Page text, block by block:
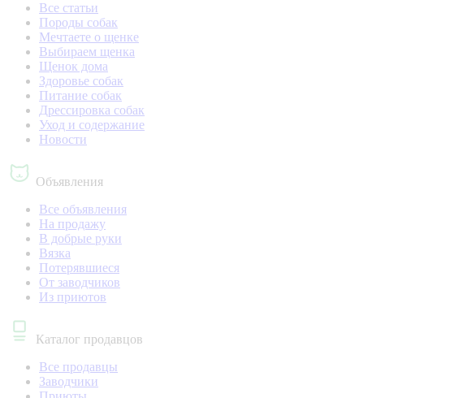
Все статьи
Породы собак
Мечтаете о щенке
Выбираем щенка
Щенок дома
Здоровье собак
Питание собак
Дрессировка собак
Уход и содержание
Новости
Объявления
Все объявления
На продажу
В добрые руки
Вязка
Потерявшиеся
От заводчиков
Из приютов
Каталог продавцов
Все продавцы
Заводчики